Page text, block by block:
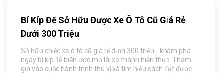
Bí Kíp Để Sở Hữu Được Xe Ô Tô Cũ Giá Rẻ
Dưới 300 Triệu
Sở hữu chiếc xe ô tô cũ giá rẻ dưới 300 triệu - khám phá
ngay bí kíp để biến ước mơ lái xe thành hiện thực. Tham
gia vào cuộc hành trình thú vị và tìm hiểu cách đạt được